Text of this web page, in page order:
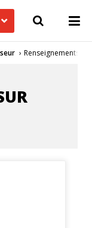
Renseignements